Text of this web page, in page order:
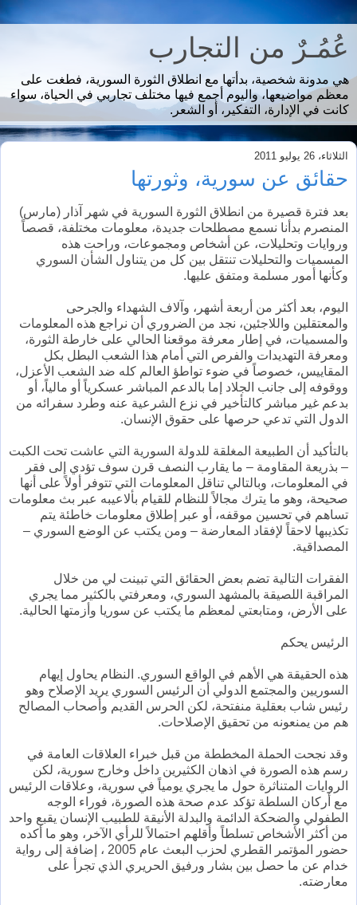
عُمُـرٌ من التجارب
هي مدونة شخصية، بدأتها مع انطلاق الثورة السورية، فطغت على
معظم مواضيعها، واليوم أجمع فيها مختلف تجاربي في الحياة، سواء
كانت في الإدارة، التفكير، أو الشعر.
الثلاثاء، 26 يوليو 2011
حقائق عن سورية، وثورتها
بعد فترة قصيرة من انطلاق الثورة السورية في شهر آذار (مارس)
المنصرم بدأنا نسمع مصطلحات جديدة، معلومات مختلفة، قصصاً
وروايات وتحليلات، عن أشخاص ومجموعات، وراحت هذه
المسميات والتحليلات تنتقل بين كل من يتناول الشأن السوري
وكأنها أمور مسلمة ومتفق عليها.
اليوم، بعد أكثر من أربعة أشهر، وآلاف الشهداء والجرحى
والمعتقلين واللاجئين، نجد من الضروري أن نراجع هذه المعلومات
والمسميات، في إطار معرفة موقعنا الحالي على خارطة الثورة،
ومعرفة التهديدات والفرص التي أمام هذا الشعب البطل بكل
المقاييس، خصوصاً في ضوء تواطؤ العالم كله ضد الشعب الأعزل،
ووقوفه إلى جانب الجلاد إما بالدعم المباشر عسكرياً أو مالياً، أو
بدعم غير مباشر كالتأخير في نزع الشرعية عنه وطرد سفرائه من
الدول التي تدعي حرصها على حقوق الإنسان.
بالتأكيد أن الطبيعة المغلقة للدولة السورية التي عاشت تحت الكبت
– بذريعة المقاومة – ما يقارب النصف قرن سوف تؤدي إلى فقر
في المعلومات، وبالتالي تناقل المعلومات التي تتوفر أولاً على أنها
صحيحة، وهو ما يترك مجالاً للنظام للقيام بألاعيبه عبر بث معلومات
تساهم في تحسين موقفه، أو عبر إطلاق معلومات خاطئة يتم
تكذيبها لاحقاً لإفقاد المعارضة – ومن يكتب عن الوضع السوري –
المصداقية.
الفقرات التالية تضم بعض الحقائق التي تبينت لي من خلال
المراقبة اللصيقة بالمشهد السوري، ومعرفتي بالكثير مما يجري
على الأرض، ومتابعتي لمعظم ما يكتب عن سوريا وأزمتها الحالية.
الرئيس يحكم
هذه الحقيقة هي الأهم في الواقع السوري. النظام يحاول إيهام
السوريين والمجتمع الدولي أن الرئيس السوري يريد الإصلاح وهو
رئيس شاب بعقلية منفتحة، لكن الحرس القديم وأصحاب المصالح
هم من يمنعونه من تحقيق الإصلاحات.
وقد نجحت الحملة المخططة من قبل خبراء العلاقات العامة في
رسم هذه الصورة في اذهان الكثيرين داخل وخارج سورية، لكن
الروايات المتناثرة حول ما يجري يومياً في سورية، وعلاقات الرئيس
مع أركان السلطة تؤكد عدم صحة هذه الصورة، فوراء الوجه
الطفولي والضحكة الدائمة والبدلة الأنيقة للطبيب الإنسان يقبع واحد
من أكثر الأشخاص تسلطاً وأقلهم احتمالاً للرأي الآخر، وهو ما أكده
حضور المؤتمر القطري لحزب البعث عام 2005 ، إضافة إلى رواية
خدام عن ما حصل بين بشار ورفيق الحريري الذي تجرأ على
معارضته.